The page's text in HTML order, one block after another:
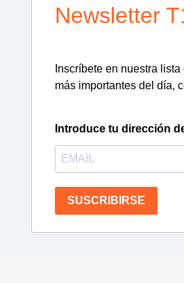
Newsletter
Inscríbete en nuestra
más importantes del día,
Introduce tu dirección
SUSCRIBIRSE